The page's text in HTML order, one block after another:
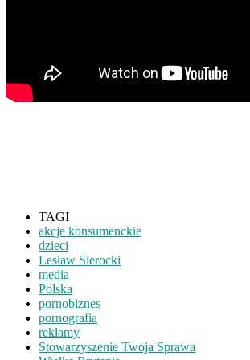
TAGI
akcje konsumenckie
dzieci
Lesław Sierocki
media
Polska
pornobiznes
pornografia
reklamy
Stowarzyszenie Twoja Sprawa